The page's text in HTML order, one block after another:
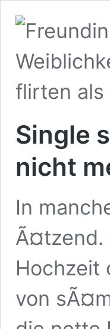
Single
nicht
In
Ã¤tzend.
Hochzeit
von